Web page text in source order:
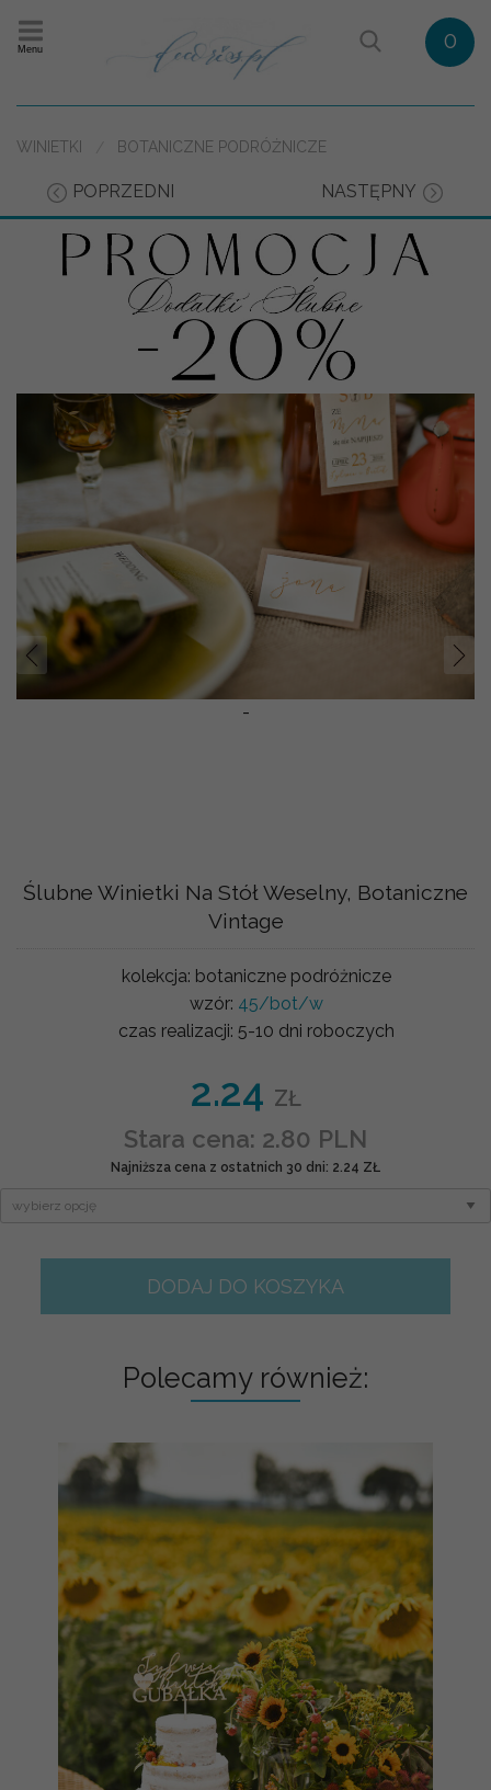
Menu 0
WINIETKI BOTANICZNE PODRÓŻNICZE
POPRZEDNI NASTĘPNY
-
Prev
Ślubne Winietki Na Stół Weselny, Botaniczne
Vintage
kolekcja: botaniczne podróżnicze
wzór: 45/bot/w
czas realizacji: 5-10 dni roboczych
2.24 ZŁ
Stara cena: 2.80 PLN
Najniższa cena z ostatnich 30 dni: 2.24 ZŁ
DODAJ DO KOSZYKA
Polecamy również: